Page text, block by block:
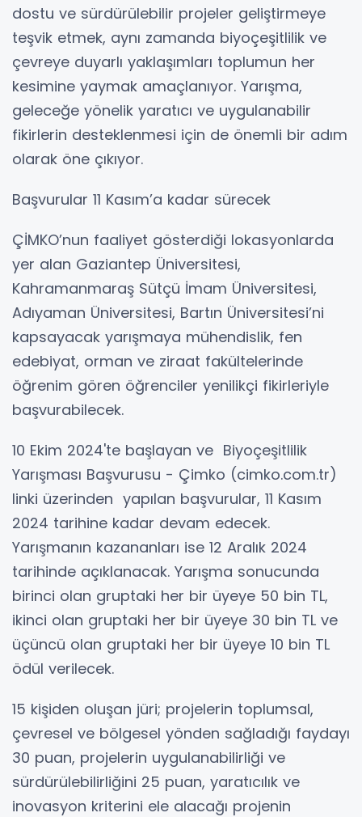
dostu ve sürdürülebilir projeler geliştirmeye
teşvik etmek, aynı zamanda biyoçeşitlilik ve
çevreye duyarlı yaklaşımları toplumun her
kesimine yaymak amaçlanıyor. Yarışma,
geleceğe yönelik yaratıcı ve uygulanabilir
fikirlerin desteklenmesi için de önemli bir adım
olarak öne çıkıyor.
Başvurular 11 Kasım’a kadar sürecek
ÇİMKO’nun faaliyet gösterdiği lokasyonlarda
yer alan Gaziantep Üniversitesi,
Kahramanmaraş Sütçü İmam Üniversitesi,
Adıyaman Üniversitesi, Bartın Üniversitesi’ni
kapsayacak yarışmaya mühendislik, fen
edebiyat, orman ve ziraat fakültelerinde
öğrenim gören öğrenciler yenilikçi fikirleriyle
başvurabilecek.
10 Ekim 2024'te başlayan ve Biyoçeşitlilik
Yarışması Başvurusu - Çimko (cimko.com.tr)
linki üzerinden yapılan başvurular, 11 Kasım
2024 tarihine kadar devam edecek.
Yarışmanın kazananları ise 12 Aralık 2024
tarihinde açıklanacak. Yarışma sonucunda
birinci olan gruptaki her bir üyeye 50 bin TL,
ikinci olan gruptaki her bir üyeye 30 bin TL ve
üçüncü olan gruptaki her bir üyeye 10 bin TL
ödül verilecek.
15 kişiden oluşan jüri; projelerin toplumsal,
çevresel ve bölgesel yönden sağladığı faydayı
30 puan, projelerin uygulanabilirliği ve
sürdürülebilirliğini 25 puan, yaratıcılık ve
inovasyon kriterini ele alacağı projenin